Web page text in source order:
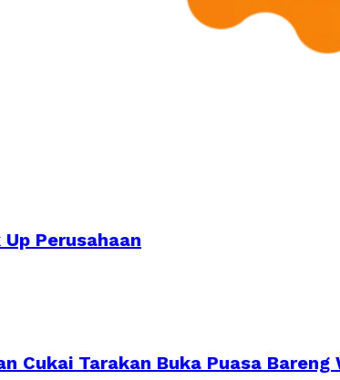
Perusahaan
Cukai Tarakan Buka Puasa Bareng